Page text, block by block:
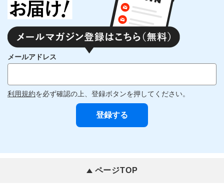
メールアドレス
利用規約を必ず確認の上、登録ボタンを押してください。
ページTOP